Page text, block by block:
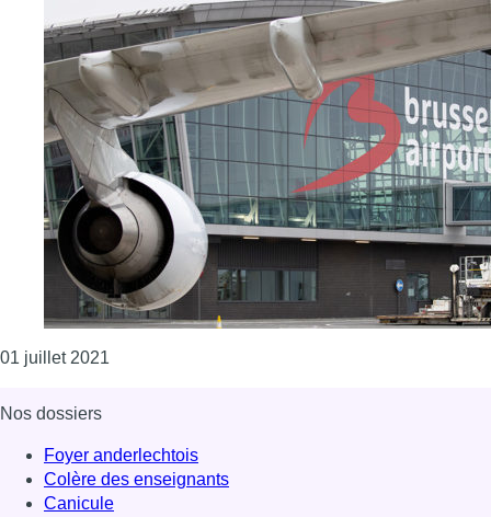
01 juillet 2021
Nos dossiers
Foyer anderlechtois
Colère des enseignants
Canicule